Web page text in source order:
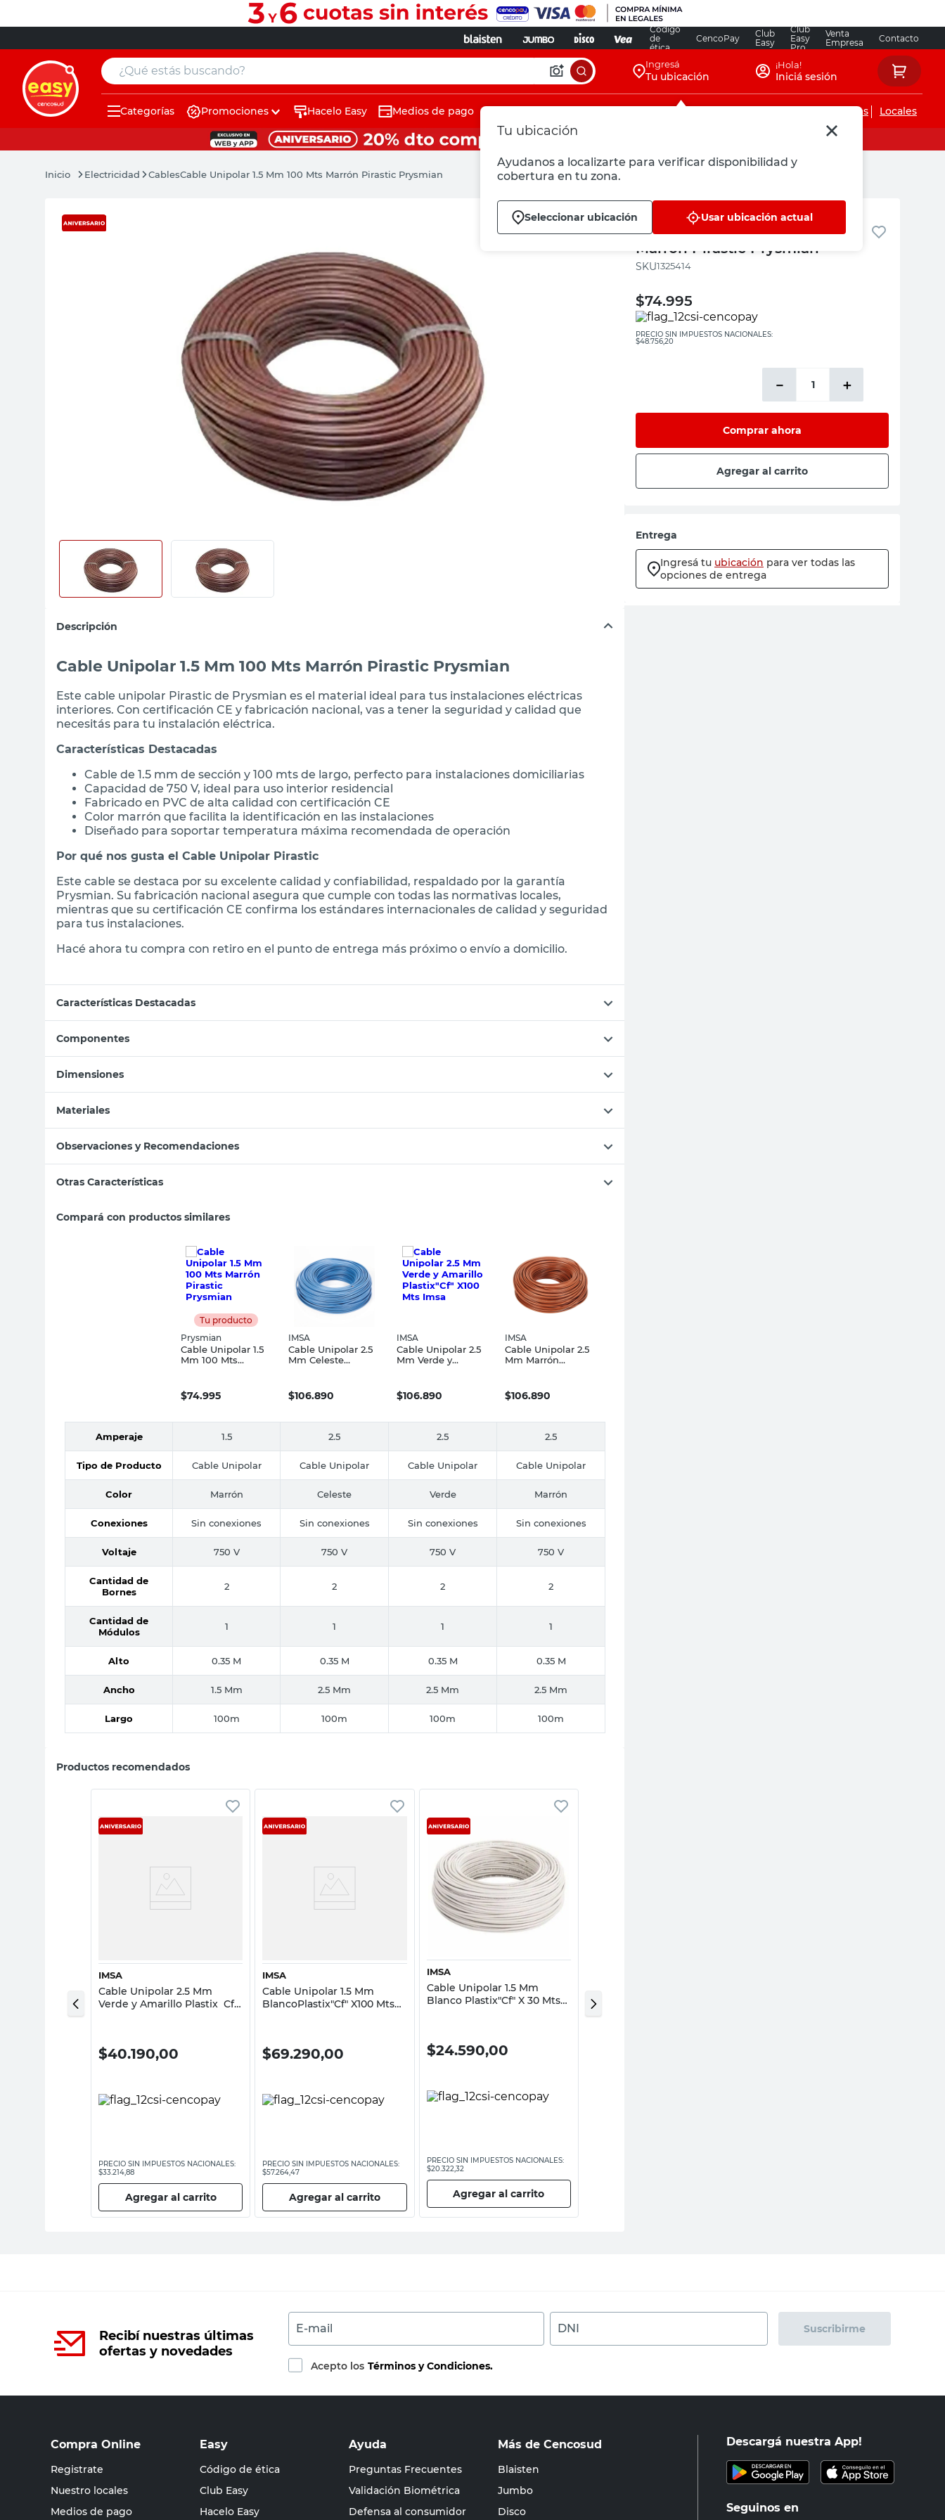
Código
de
ética
CencoPay
Club
Easy
Club
Easy
Pro
Venta
Empresa
Contacto
¿Qué estás buscando? Ingresá
Tu ubicación
Tu ubicación
Ayudanos a localizarte para verificar disponibilidad y
cobertura en tu zona.
Seleccionar ubicación Usar ubicación actual
¡Hola!
Iniciá sesión
Categorías Promociones Hacelo Easy Medios de pago Servicios de instalaciones Locales
Electricidad CablesCable Unipolar 1.5 Mm 100 Mts Marrón Pirastic Prysmian
Descripción
Cable Unipolar 1.5 Mm 100 Mts Marrón Pirastic Prysmian
Este cable unipolar Pirastic de Prysmian es el material ideal para tus instalaciones eléctricas
interiores. Con certificación CE y fabricación nacional, vas a tener la seguridad y calidad que
necesitás para tu instalación eléctrica.
Características Destacadas
Cable de 1.5 mm de sección y 100 mts de largo, perfecto para instalaciones domiciliarias
Capacidad de 750 V, ideal para uso interior residencial
Fabricado en PVC de alta calidad con certificación CE
Color marrón que facilita la identificación en las instalaciones
Diseñado para soportar temperatura máxima recomendada de operación
Por qué nos gusta el Cable Unipolar Pirastic
Este cable se destaca por su excelente calidad y confiabilidad, respaldado por la garantía
Prysmian. Su fabricación nacional asegura que cumple con todas las normativas locales,
mientras que su certificación CE confirma los estándares internacionales de calidad y seguridad
para tus instalaciones.
Hacé ahora tu compra con retiro en el punto de entrega más próximo o envío a domicilio.
Características Destacadas
Componentes
Dimensiones
Materiales
Observaciones y Recomendaciones
Otras Características
Compará con productos similares
Tu producto
Prysmian
Cable Unipolar 1.5
Mm 100 Mts
$74.995
IMSA
Cable Unipolar 2.5
Mm Celeste
$106.890
IMSA
Cable Unipolar 2.5
Mm Verde y
$106.890
IMSA
Cable Unipolar 2.5
Mm Marrón
$106.890
Amperaje 1.5 2.5 2.5 2.5
Tipo de Producto Cable Unipolar Cable Unipolar Cable Unipolar Cable Unipolar
Color Marrón Celeste Verde Marrón
Conexiones Sin conexiones Sin conexiones Sin conexiones Sin conexiones
Voltaje 750 V 750 V 750 V 750 V
Cantidad de
Bornes
2 2 2 2
Cantidad de
Módulos
1 1 1 1
Alto 0.35 M 0.35 M 0.35 M 0.35 M
Ancho 1.5 Mm 2.5 Mm 2.5 Mm 2.5 Mm
Largo 100m 100m 100m 100m
Productos recomendados
IMSA
Cable Unipolar 2.5 Mm
Verde y Amarillo Plastix Cf
$40.190,00
PRECIO SIN IMPUESTOS NACIONALES:
$33.214,88
Agregar al carrito
IMSA
Cable Unipolar 1.5 Mm
BlancoPlastix"Cf" X100 Mts
$69.290,00
PRECIO SIN IMPUESTOS NACIONALES:
$57.264,47
Agregar al carrito
Vista rápida
IMSA
Cable Unipolar 1.5 Mm
Blanco Plastix"Cf" X 30 Mts
$24.590,00
PRECIO SIN IMPUESTOS NACIONALES:
$20.322,32
Agregar al carrito
Verde y Amarillo Plastix"Cf"
X 30 Mts Imsa
Prysmian
Cable Unipolar 1.5 Mm 100 Mts
Marrón Pirastic Prysmian
:1325414
$74.995
PRECIO SIN IMPUESTOS NACIONALES:
$48.756,20
＋
－
Comprar ahora
Agregar al carrito
Entrega
Ingresá tu ubicación para ver todas las
opciones de entrega
Recibí nuestras últimas
ofertas y novedades
E-mail DNI Suscribirme
Acepto los Términos y Condiciones.
Compra Online
Registrate
Nuestro locales
Medios de pago
Easy
Código de ética
Club Easy
Hacelo Easy
Ayuda
Preguntas Frecuentes
Validación Biométrica
Defensa al consumidor
Más de Cencosud
Blaisten
Jumbo
Disco
Descargá nuestra App!
Seguinos en
muebles